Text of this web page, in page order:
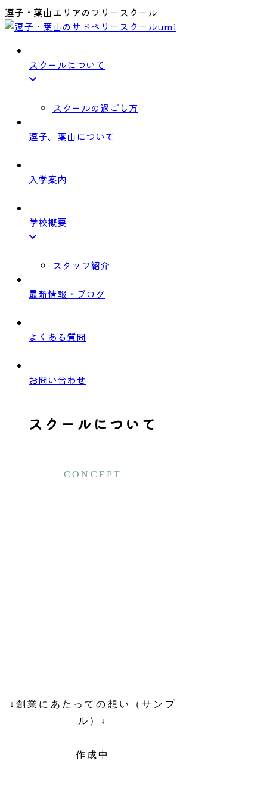
逗子・葉山エリアのフリースクール
スクールについて
スクールの過ごし方
逗子、葉山について
入学案内
学校概要
スタッフ紹介
最新情報・ブログ
よくある質問
お問い合わせ
スクールについて
CONCEPT
↓創業にあたっての想い（サンプ
ル）↓
作成中